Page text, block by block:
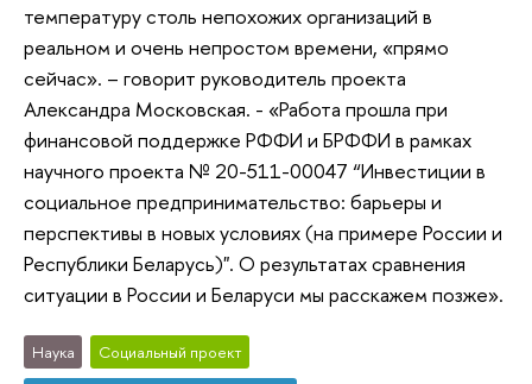
температуру столь непохожих организаций в
реальном и очень непростом времени, «прямо
сейчас». – говорит руководитель проекта
Александра Московская. - «Работа прошла при
финансовой поддержке РФФИ и БРФФИ в рамках
научного проекта № 20-511-00047 “Инвестиции в
социальное предпринимательство: барьеры и
перспективы в новых условиях (на примере России и
Республики Беларусь)". О результатах сравнения
ситуации в России и Беларуси мы расскажем позже».
Наука
Социальный проект